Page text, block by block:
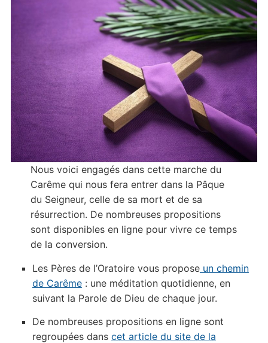
Nous voici engagés dans cette marche du
Carême qui nous fera entrer dans la Pâque
du Seigneur, celle de sa mort et de sa
résurrection. De nombreuses propositions
sont disponibles en ligne pour vivre ce temps
de la conversion.
Les Pères de l’Oratoire vous proposeun chemin
de Carême: une méditation quotidienne, en
suivant la Parole de Dieu de chaque jour.
De nombreuses propositions en ligne sont
regroupées dans cet article du site de la